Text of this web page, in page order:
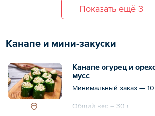
Общий вес – 3375 г
говяжий, икра
майонез — 5 порций по
форель, икра лососевая,
Общий вес – 5.1 кг
— Татаки из тунца, ореховый соус — 5 шт.
— Виноградный гаспачо, копченый лосось —
Показать ещё 3
Канапе и мини-закуски
Канапе огурец и
мусс
Минимальный заказ — 10
Общий вес – 30 г